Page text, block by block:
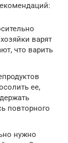
варят
что варить
ее,
повторного
нужно